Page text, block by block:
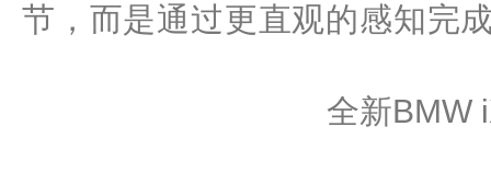
节，而是通过更直观的感知完
全新BMW